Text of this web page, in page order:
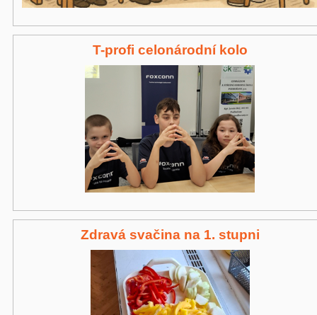
T-profi celonárodní kolo
Zdravá svačina na 1. stupni